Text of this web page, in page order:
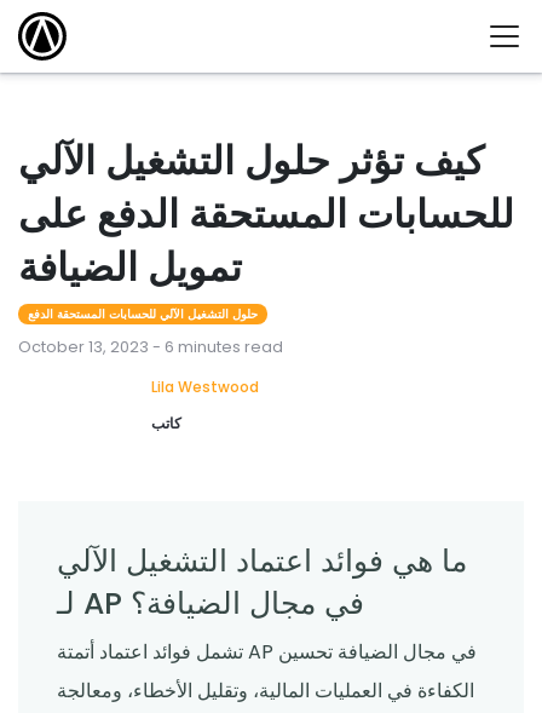
كيف تؤثر حلول التشغيل الآلي
للحسابات المستحقة الدفع على
تمويل الضيافة
حلول التشغيل الآلي للحسابات المستحقة الدفع
October 13, 2023 - 6 minutes read
Lila Westwood
كاتب
ما هي فوائد اعتماد التشغيل الآلي
لـ AP في مجال الضيافة؟
تشمل فوائد اعتماد أتمتة AP في مجال الضيافة تحسين
الكفاءة في العمليات المالية، وتقليل الأخطاء، ومعالجة